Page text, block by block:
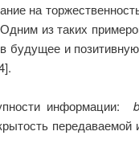
на
из таких
будущее и
информации: